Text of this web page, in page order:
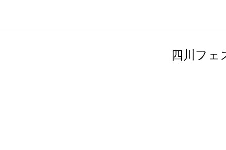
四川フ